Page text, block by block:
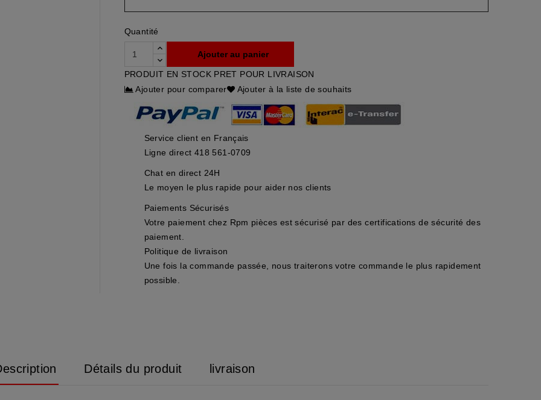
Quantité
Ajouter au panier
PRODUIT EN STOCK PRET POUR LIVRAISON
Ajouter pour comparer
Ajouter à la liste de souhaits
Service client en Français
Ligne direct 418 561-0709
Chat en direct 24H
Le moyen le plus rapide pour aider nos clients
Paiements Sécurisés
Votre paiement chez Rpm pièces est sécurisé par des certifications de sécurité des
paiement.
Politique de livraison
Une fois la commande passée, nous traiterons votre commande le plus rapidement
possible.
Détails du produit livraison